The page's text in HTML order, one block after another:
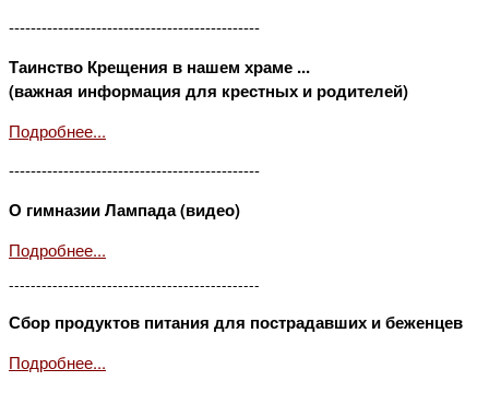
----------------------------------------------
Таинство Крещения в нашем храме ...
(важная информация для крестных и родителей)
Подробнее...
----------------------------------------------
О гимназии Лампада (видео)
Подробнее...
----------------------------------------------
Сбор продуктов питания для пострадавших и беженцев
Подробнее...